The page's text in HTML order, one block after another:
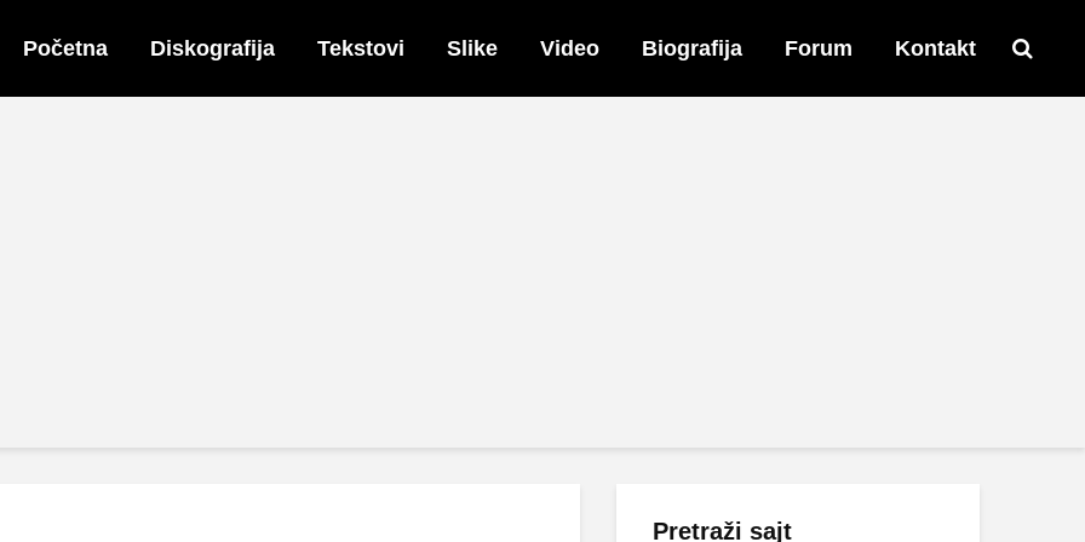
Početna Diskografija Tekstovi Slike Video Biografija Forum Kontakt
Pretraži sajt